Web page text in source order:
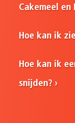
Cakemeel en
Hoe kan ik
Hoe kan ik
snijden?